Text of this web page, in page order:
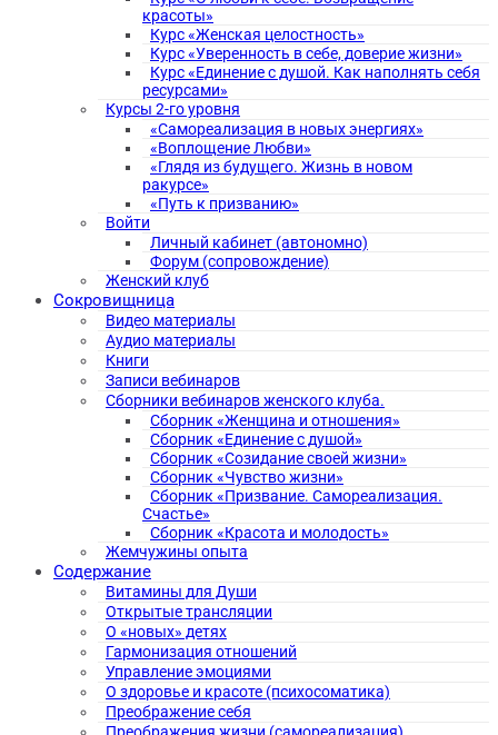
красоты»
Курс «Женская целостность»
Курс «Уверенность в себе, доверие жизни»
Курс «Единение с душой. Как наполнять себя
ресурсами»
Курсы 2-го уровня
«Самореализация в новых энергиях»
«Воплощение Любви»
«Глядя из будущего. Жизнь в новом
ракурсе»
«Путь к призванию»
Войти
Личный кабинет (автономно)
Форум (сопровождение)
Женский клуб
Сокровищница
Видео материалы
Аудио материалы
Книги
Записи вебинаров
Сборники вебинаров женского клуба.
Сборник «Женщина и отношения»
Сборник «Единение с душой»
Сборник «Созидание своей жизни»
Сборник «Чувство жизни»
Сборник «Призвание. Самореализация.
Счастье»
Сборник «Красота и молодость»
Жемчужины опыта
Содержание
Витамины для Души
Открытые трансляции
О «новых» детях
Гармонизация отношений
Управление эмоциями
О здоровье и красоте (психосоматика)
Преображение себя